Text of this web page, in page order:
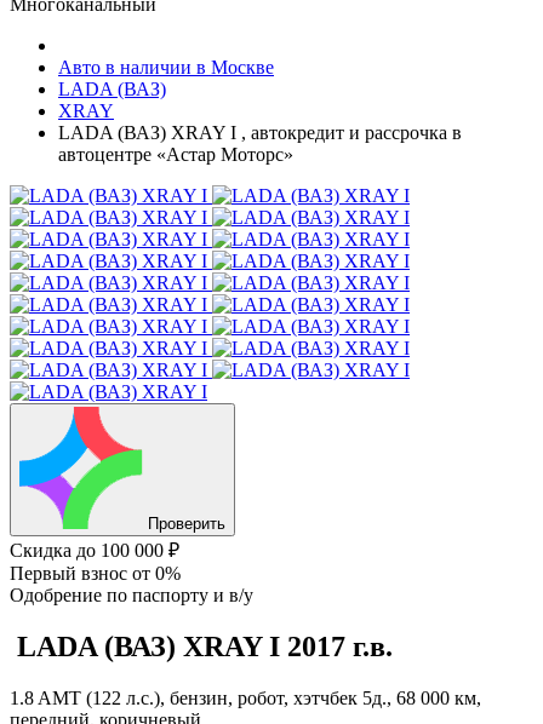
Многоканальный
Авто в наличии в Москве
LADA (ВАЗ)
XRAY
LADA (ВАЗ) XRAY I , автокредит и рассрочка в
автоцентре «Астар Моторс»
Проверить
Скидка до 100 000 ₽
Первый взнос от 0%
Одобрение по паспорту и в/у
LADA (ВАЗ) XRAYI 2017 г.в.
1.8 AMT (122 л.с.), бензин, робот, хэтчбек 5д., 68 000 км,
передний, коричневый